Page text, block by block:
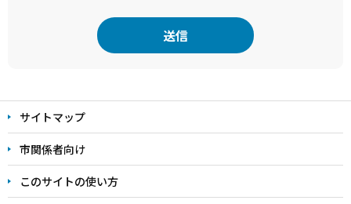
文
こ
こ
ま
で
サイトマップ
市関係者向け
このサイトの使い方